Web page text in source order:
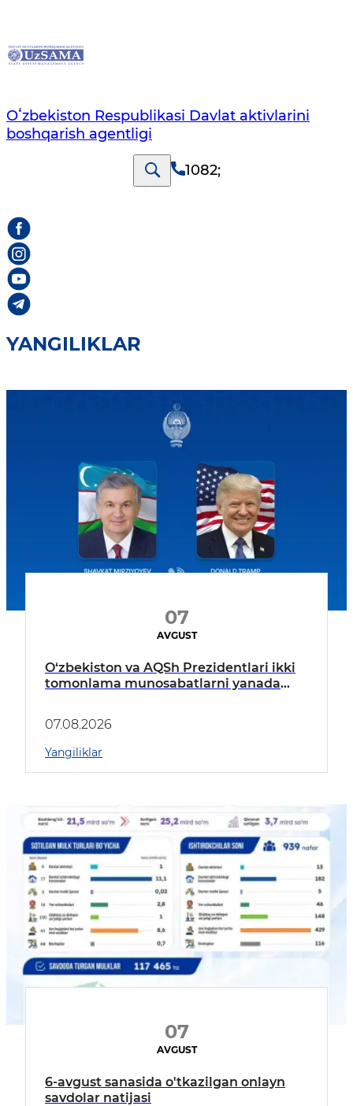
Oʻzbekiston Respublikasi Davlat aktivlarini
boshqarish agentligi
1082;
YANGILIKLAR
07
AVGUST
O‘zbekiston va AQSh Prezidentlari ikki
tomonlama munosabatlarni yanada
07.08.2026
Yangiliklar
07
AVGUST
6-avgust sanasida o'tkazilgan onlayn
savdolar natijasi